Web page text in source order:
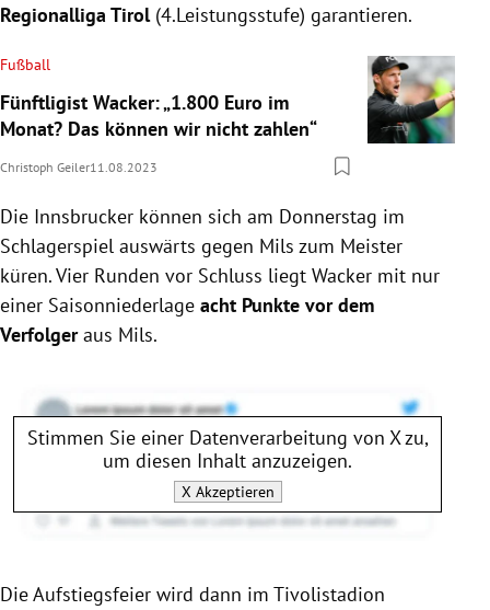
Regionalliga Tirol(4.Leistungsstufe) garantieren.
Fußball
Fünftligist Wacker: „1.800 Euro im
Monat? Das können wir nicht zahlen“
Christoph Geiler11.08.2023
Die Innsbrucker können sich am Donnerstag im
Schlagerspiel auswärts gegen Mils zum Meister
küren. Vier Runden vor Schluss liegt Wacker mit nur
einer Saisonniederlage acht Punkte vor dem
Verfolgeraus Mils.
Stimmen Sie einer Datenverarbeitung von Xzu,
um diesen Inhalt anzuzeigen.
X Akzeptieren
Die Aufstiegsfeier wird dann im Tivolistadion